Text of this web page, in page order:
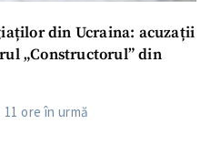
din Ucraina: acuzații
„Constructorul” din
11 ore în urmă